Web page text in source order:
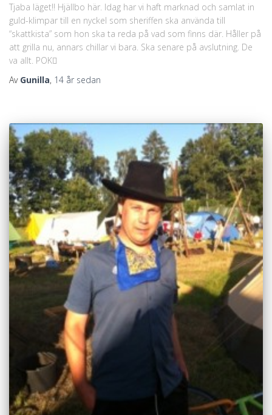
Tjaba läget!! Hjällbo här. Idag har vi haft marknad och samlat in
guld-klimpar till en nyckel som sheriffen ska använda till
“skattkista” som hon ska ta reda på vad som finns där. Håller på
att grilla nu, annars chillar vi bara. Ska senare på avslutning. De
va allt. POK
Av Gunilla, 14 år sedan